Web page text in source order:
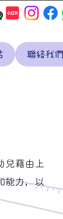
聯絡我們
兒藉由上
能力，以